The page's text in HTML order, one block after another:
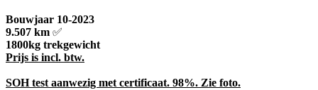
Bouwjaar 10-2023
9.507 km ✅
1800kg trekgewicht
Prijs is incl. btw.
SOH test aanwezig met certificaat. 98%. Zie foto.